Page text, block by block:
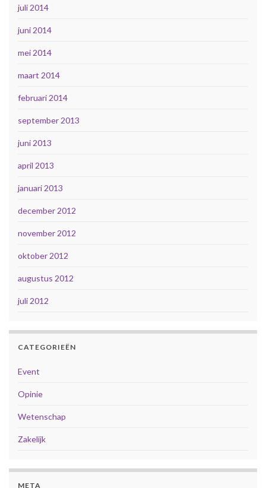
juli 2014
juni 2014
mei 2014
maart 2014
februari 2014
september 2013
juni 2013
april 2013
januari 2013
december 2012
november 2012
oktober 2012
augustus 2012
juli 2012
CATEGORIEËN
Event
Opinie
Wetenschap
Zakelijk
META